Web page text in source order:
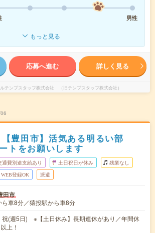
男性
もっと見る
応募へ進む 詳しく見る
テンプスタッフ株式会社 （旧テンプスタッフ株式会社）
豊田市】活気ある明るい部
トをお願いします
通費別途支給あり 土日祝日が休み 残業なし
WEB登録OK 派遣
田市
ら車8分／猿投駅から車8分
祝(週5日) ※【土日休み】長期連休があり／年間休
上！